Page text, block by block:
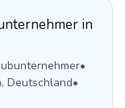
in
•
Deutschland•